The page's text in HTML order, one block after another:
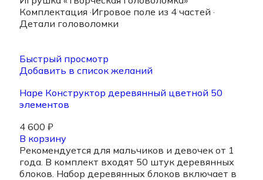
Комплектация ·Игровое поле из 4 частей ·
Детали головоломки
Быстрый просмотр
Добавить в список желаний
Hape Конструктор деревянный цветной 50
элементов
4 600 ₽
В корзину
Рекомендуется для мальчиков и девочек от 1
года. В комплект входят 50 штук деревянных
блоков. Набор деревянных блоков включает в